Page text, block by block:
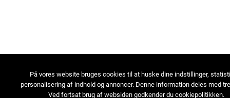
På vores website bruges cookies til at huske dine indstillinger,
personalisering af indhold og annoncer. Denne information deles med
Ved fortsat brug af websiden godkender du cookiepolitikken.